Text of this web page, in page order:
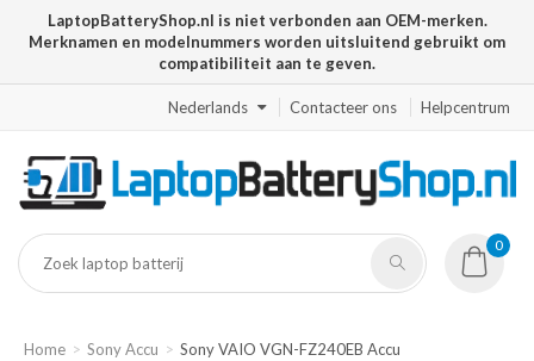
LaptopBatteryShop.nl is niet verbonden aan OEM-merken.
Merknamen en modelnummers worden uitsluitend gebruikt om
compatibiliteit aan te geven.
Nederlands Contacteer ons Helpcentrum
0
Home Sony Accu Sony VAIO VGN-FZ240EB Accu